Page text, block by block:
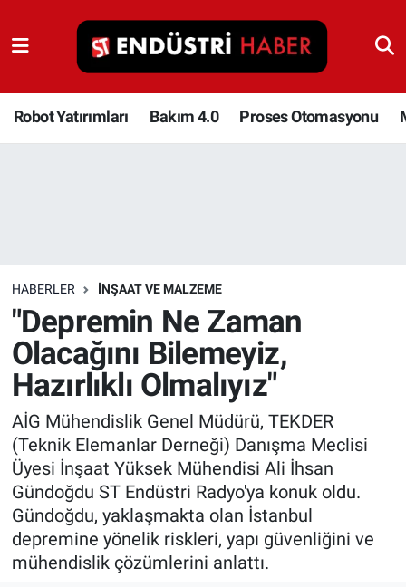
Robot Yatırımları Bakım 4.0 Proses Otomasyonu
HABERLER İNŞAAT VE MALZEME
"Depremin Ne Zaman
Olacağını Bilemeyiz,
Hazırlıklı Olmalıyız"
AİG Mühendislik Genel Müdürü, TEKDER
(Teknik Elemanlar Derneği) Danışma Meclisi
Üyesi İnşaat Yüksek Mühendisi Ali İhsan
Gündoğdu ST Endüstri Radyo'ya konuk oldu.
Gündoğdu, yaklaşmakta olan İstanbul
depremine yönelik riskleri, yapı güvenliğini ve
mühendislik çözümlerini anlattı.
Robot Yatırımları
Bakım 4.0
Depolama Çözümleri
İnşaat ve Malzeme
HaberOrtak
EndüstriST
Enerjisini Üreten Fabrikalar
Endüstri 4.0 Uygulamaları
Ağır Sanayi Çözümleri